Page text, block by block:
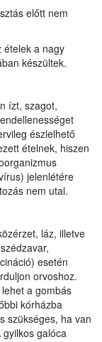
előtt nem
ételek a nagy
készültek.
ízt, szagot,
észlelhető
ételnek, hiszen
jelenlétére
nem utal.
láz, illetve
esetén
orvoshoz.
a gombás
kórházba
szükséges, ha van
galóca